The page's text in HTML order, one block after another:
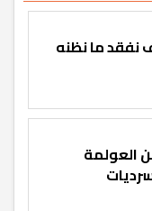
ما نظنه
العولمة